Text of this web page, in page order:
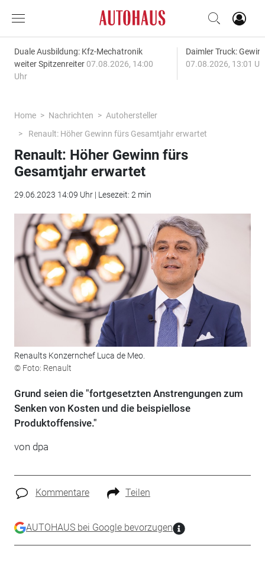
Duale Ausbildung: Kfz-Mechatronik
weiter Spitzenreiter 07.08.2026, 14:00
Uhr
Daimler Truck:
07.08.2026, 13:01
Home Nachrichten
Autohersteller
Renault: Höher Gewinn fürs Gesamtjahr erwartet
Renault: Höher Gewinn fürs
Gesamtjahr erwartet
29.06.2023 14:09 Uhr | Lesezeit: 2 min
Renaults Konzernchef Luca de Meo.
© Foto: Renault
Grund seien die "fortgesetzten Anstrengungen zum
Senken von Kosten und die beispiellose
Produktoffensive."
von dpa
Kommentare Teilen
AUTOHAUS bei Google bevorzugen